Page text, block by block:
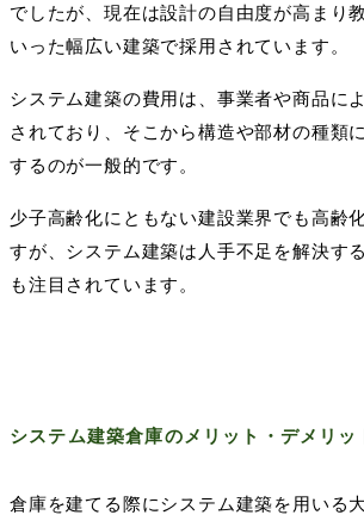
でしたが、現在は設計の自由度が高まり
いった幅広い建築で採用されています。
システム建築の費用は、事業者や商品に
されており、そこから構造や部材の種類
するのが一般的です。
少子高齢化にともない建設業界でも高齢
すが、システム建築は人手不足を解決す
も注目されています。
システム建築倉庫のメリット・デメリッ
倉庫を建てる際にシステム建築を用いる